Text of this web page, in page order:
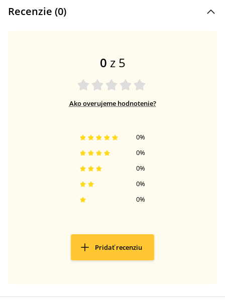
Recenzie (0)
0 z 5
Ako overujeme hodnotenie?
0%
0%
0%
0%
0%
Pridať recenziu